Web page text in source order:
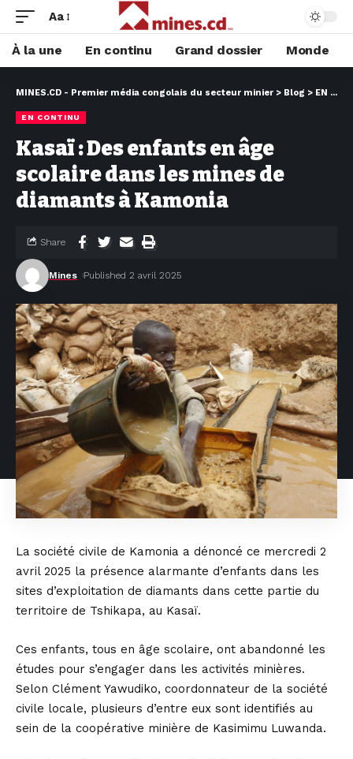
Aa
À la une En continu Grand dossier Monde
MINES.CD - Premier média congolais du secteur minier > Blog > EN CONTINU
EN CONTINU
Kasaï : Des enfants en âge
scolaire dans les mines de
diamants à Kamonia
Mines Published 2 avril 2025
Share
La société civile de Kamonia a dénoncé ce mercredi 2
avril 2025 la présence alarmante d’enfants dans les
sites d’exploitation de diamants dans cette partie du
territoire de Tshikapa, au Kasaï.
Ces enfants, tous en âge scolaire, ont abandonné les
études pour s’engager dans les activités minières.
Selon Clément Yawudiko, coordonnateur de la société
civile locale, plusieurs d’entre eux sont identifiés au
sein de la coopérative minière de Kasimimu Luwanda.